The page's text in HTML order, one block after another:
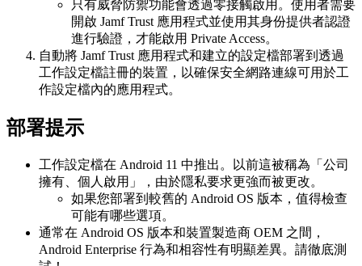
只有威脅防禦功能會透過零接觸啟用。使用者需要
開啟 Jamf Trust 應用程式並使用其身份提供者認證
進行驗證，才能啟用 Private Access。
自動將 Jamf Trust 應用程式和建立的設定檔部署到透過
工作設定檔註冊的裝置，以確保安全網路連線可用於工
作設定檔內的應用程式。
部署提示
工作設定檔在 Android 11 中推出。以前這被稱為「公司
擁有、個人啟用」，由於隱私要求更強而被更改。
如果您部署到較舊的 Android OS 版本，值得檢查
可能有哪些選項。
通常在 Android OS 版本和裝置製造商 OEM 之間，
Android Enterprise 行為和相容性有明顯差異。請徹底測